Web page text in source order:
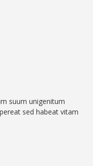
suum unigenitum
sed habeat vitam